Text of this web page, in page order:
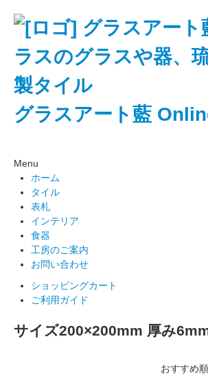
ラスのグラスや器、
製タイル
グラスアート藍
Menu
ホーム
タイル
表札
インテリア
食器
工房のご案内
お問い合わせ
ショッピングカート
ご利用ガイド
サイズ200×200mm 厚み
おすすめ